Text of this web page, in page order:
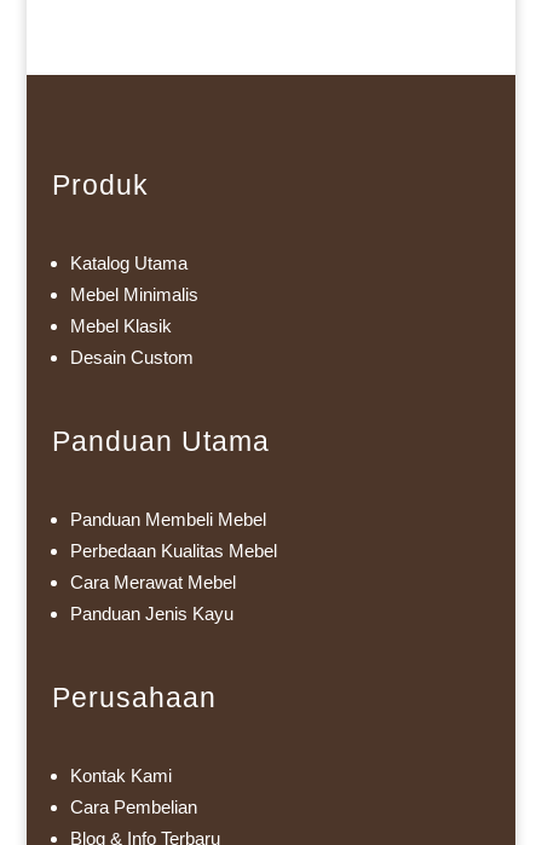
Produk
Katalog Utama
Mebel Minimalis
Mebel Klasik
Desain Custom
Panduan Utama
Panduan Membeli Mebel
Perbedaan Kualitas Mebel
Cara Merawat Mebel
Panduan Jenis Kayu
Perusahaan
Kontak Kami
Cara Pembelian
Blog & Info Terbaru